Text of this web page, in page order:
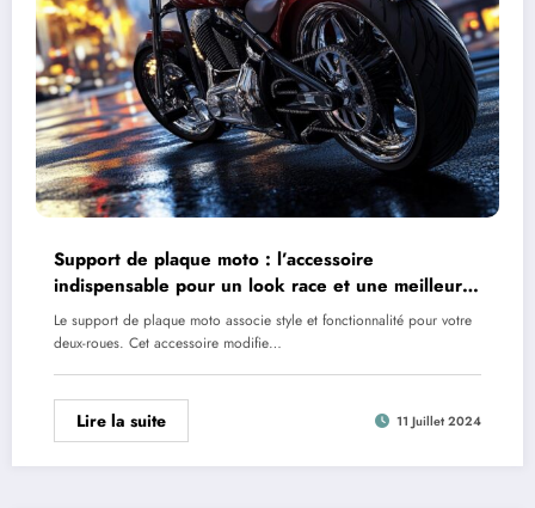
Support de plaque moto : l’accessoire
indispensable pour un look race et une meilleure
aerodynamique
Le support de plaque moto associe style et fonctionnalité pour votre
deux-roues. Cet accessoire modifie…
Lire la suite 11 Juillet 2024